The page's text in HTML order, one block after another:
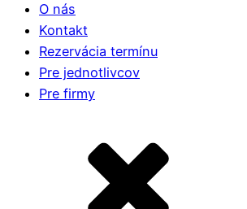
O nás
Kontakt
Rezervácia termínu
Pre jednotlivcov
Pre firmy